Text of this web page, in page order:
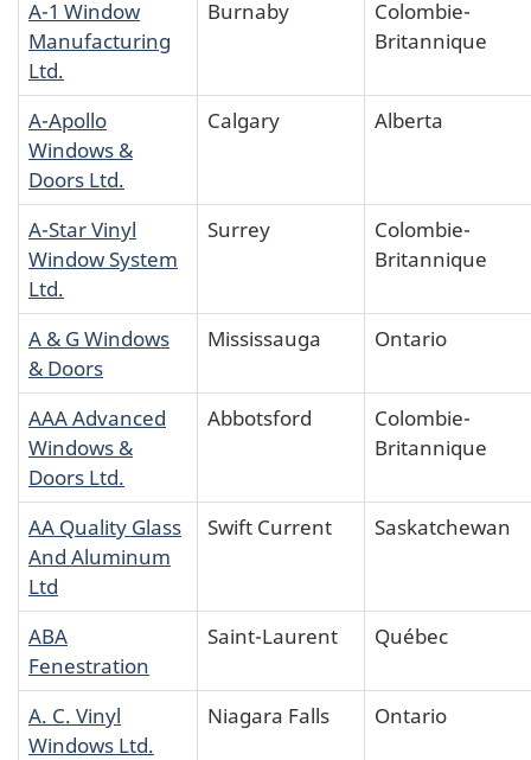
A-1 Window
Manufacturing
Ltd.
Burnaby
Colombie-
Britannique
A-Apollo
Windows &
Doors Ltd.
Calgary Alberta
A-Star Vinyl
Window System
Ltd.
Surrey
Colombie-
Britannique
A & G Windows
& Doors
Mississauga Ontario
AAA Advanced
Windows &
Doors Ltd.
Abbotsford
Colombie-
Britannique
AA Quality Glass
And Aluminum
Ltd
Swift Current Saskatchewan
ABA
Fenestration
Saint-Laurent Québec
A. C. Vinyl
Windows Ltd.
Niagara Falls Ontario